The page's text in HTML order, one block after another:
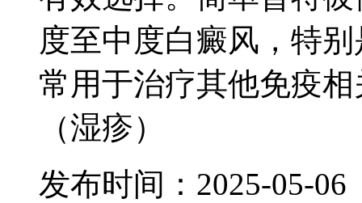
度至中度白癜风，特
常用于治疗其他免疫
（湿疹）
发布时间：2025-05-06